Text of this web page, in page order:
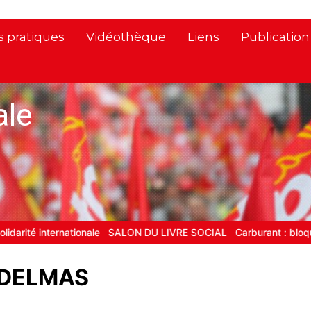
pratiques Vidéothèque Liens
internationale SALON DU LIVRE SOCIAL Carburant : bloquer